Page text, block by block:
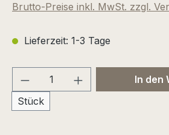
Brutto-Preise inkl. MwSt. zzgl.
Lieferzeit: 1-3 Tage
Produkt Anzahl: Gib
Stück
In den